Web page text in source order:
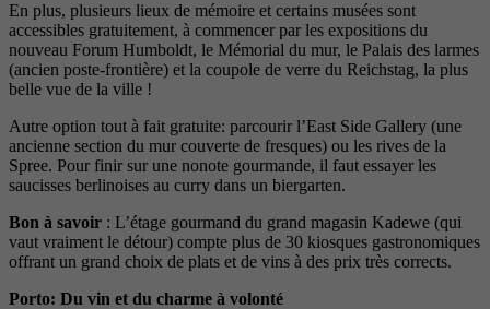
En plus, plusieurs lieux de mémoire et certains musées sont
accessibles gratuitement, à commencer par les expositions du
nouveau Forum Humboldt, le Mémorial du mur, le Palais des larmes
(ancien poste-frontière) et la coupole de verre du Reichstag, la plus
belle vue de la ville !
Autre option tout à fait gratuite: parcourir l’East Side Gallery (une
ancienne section du mur couverte de fresques) ou les rives de la
Spree. Pour finir sur une nonote gourmande, il faut essayer les
saucisses berlinoises au curry dans un biergarten.
Bon à savoir : L’étage gourmand du grand magasin Kadewe (qui
vaut vraiment le détour) compte plus de 30 kiosques gastronomiques
offrant un grand choix de plats et de vins à des prix très corrects.
Porto: Du vin et du charme à volonté